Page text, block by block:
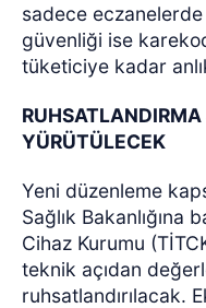
sadece
güvenliği ise
tüketiciye kadar
YÜRÜTÜLECEK
Yeni düzenleme
Sağlık Bakanlığına
Cihaz Kurumu
teknik açıdan
ruhsatlandırılacak.